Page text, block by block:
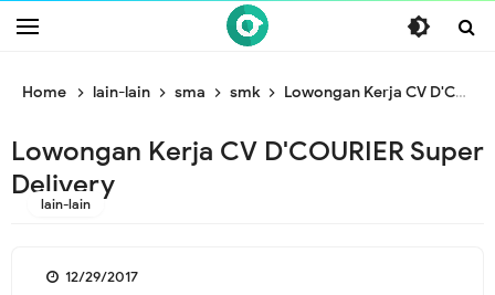
/* ganti br end */
Home lain-lain sma smk Lowongan Kerja CV D'COURIER Super Delivery
Lowongan Kerja CV D'COURIER Super
Delivery
lain-lain
12/29/2017